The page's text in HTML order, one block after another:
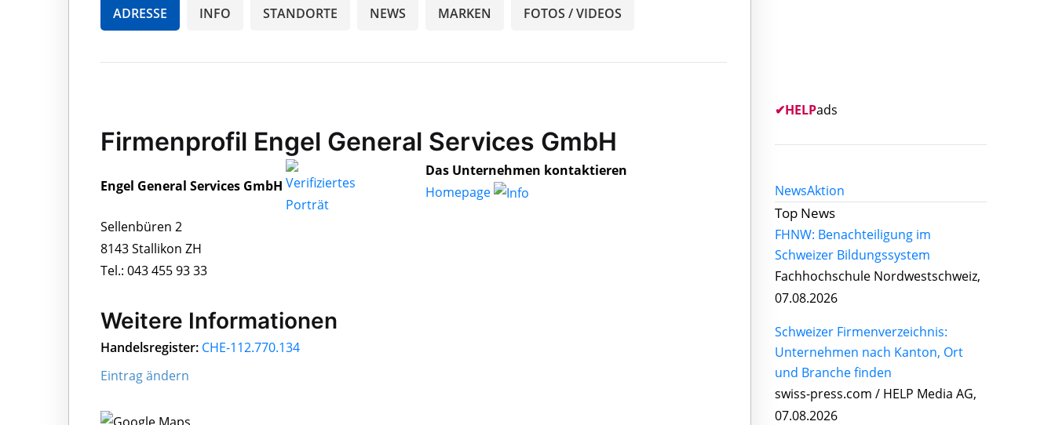
ADRESSE INFO STANDORTE NEWS MARKEN FOTOS / VIDEOS
Firmenprofil Engel General Services GmbH
Engel General Services GmbH
Sellenbüren 2
8143 Stallikon ZH
Tel.: 043 455 93 33
Das Unternehmen kontaktieren
Homepage
Weitere Informationen
Handelsregister: CHE-112.770.134
Eintrag ändern
✔HELPads
NewsAktion
Top News
FHNW: Benachteiligung im
Schweizer Bildungssystem
Fachhochschule Nordwestschweiz,
07.08.2026
Schweizer Firmenverzeichnis:
Unternehmen nach Kanton, Ort
und Branche finden
swiss-press.com / HELP Media AG,
07.08.2026